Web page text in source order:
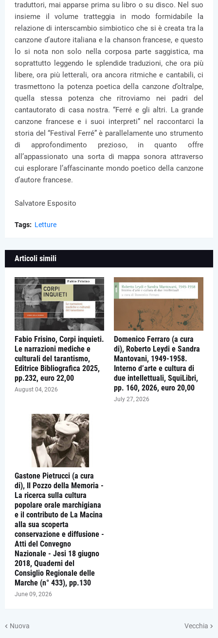
traduttori, mai apparse prima su libro o su disco. Nel suo
insieme il volume tratteggia in modo formidabile la
relazione di interscambio simbiotico che si è creata tra la
canzone d’autore italiana e la chanson francese, e questo
lo si nota non solo nella corposa parte saggistica, ma
soprattutto leggendo le splendide traduzioni, che ora più
libere, ora più letterali, ora ancora ritmiche e cantabili, ci
trasmettono la potenza poetica della canzone d’oltralpe,
quella stessa potenza che ritroviamo nei padri del
cantautorato di casa nostra. “Ferré e gli altri. La grande
canzone francese e i suoi interpreti” nel raccontarci la
storia del “Festival Ferré” è parallelamente uno strumento
di approfondimento prezioso, in quanto offre
all’appassionato una sorta di mappa sonora attraverso
cui esplorare l’affascinante mondo poetico della canzone
d’autore francese.
Salvatore Esposito
Tags: Letture
Articoli simili
Fabio Frisino, Corpi inquieti.
Le narrazioni mediche e
culturali del tarantismo,
Editrice Bibliografica 2025,
pp.232, euro 22,00
August 04, 2026
Domenico Ferraro (a cura
di), Roberto Leydi e Sandra
Mantovani, 1949-1958.
Interno d’arte e cultura di
due intellettuali, SquiLibri,
pp. 160, 2026, euro 20,00
July 27, 2026
Gastone Pietrucci (a cura
di), Il Pozzo della Memoria -
La ricerca sulla cultura
popolare orale marchigiana
e il contributo de La Macina
alla sua scoperta
conservazione e diffusione -
Atti del Convegno
Nazionale - Jesi 18 giugno
2018, Quaderni del
Consiglio Regionale delle
Marche (n° 433), pp.130
June 09, 2026
Nuova Vecchia